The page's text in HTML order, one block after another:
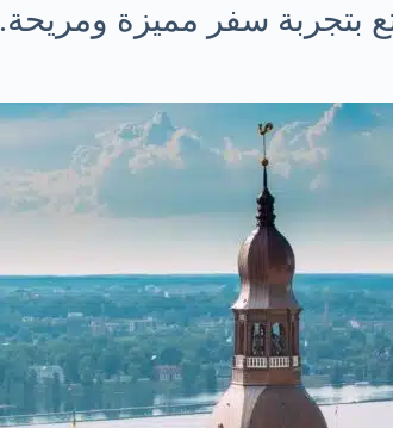
بتجربة سفر مميزة ومريحة.